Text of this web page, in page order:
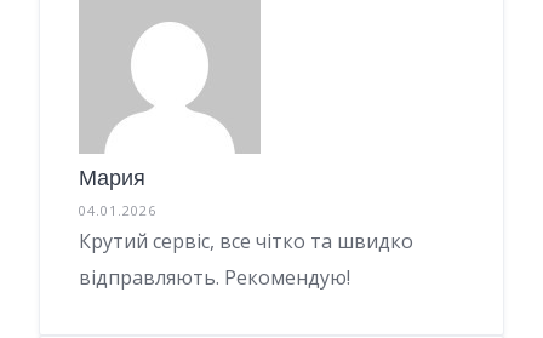
Мария
04.01.2026
Крутий сервіс, все чітко та швидко
відправляють. Рекомендую!